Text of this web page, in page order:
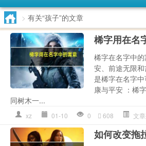
> 有关“孩子”的文章
桸字用在名
桸字在名字中
安、前途无限
是桸字在名字
康与平安 ：桸
同树木一...
xz 01-10 0 608 文
如何改变拖